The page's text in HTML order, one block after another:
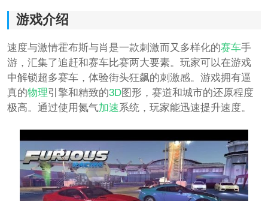
游戏介绍
速度与激情霍布斯与肖是一款刺激而又多样化的赛车手
游，汇集了追赶和赛车比赛两大要素。玩家可以在游戏
中解锁超多赛车，体验街头狂飙的刺激感。游戏拥有逼
真的物理引擎和精致的3D图形，赛道和城市的还原程度
极高。通过使用氮气加速系统，玩家能迅速提升速度。